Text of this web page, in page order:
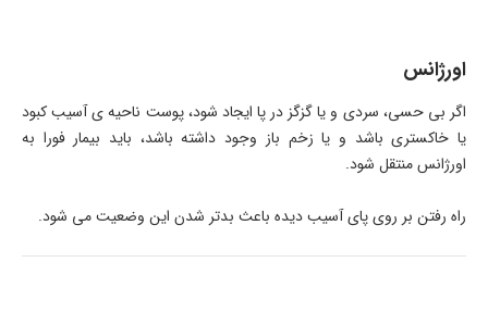
اورژانس
اگر بی حسی، سردی و یا گزگز در پا ایجاد شود، پوست ناحیه ی آسیب کبود
یا خاکستری باشد و یا زخم باز وجود داشته باشد، باید بیمار فورا به
اورژانس منتقل شود.
راه رفتن بر روی پای آسیب دیده باعث بدتر شدن این وضعیت می شود.